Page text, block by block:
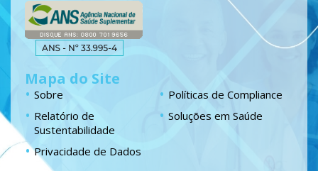
Mapa do Site
Sobre
Políticas de Compliance
Relatório de
Sustentabilidade
Soluções em Saúde
Privacidade de Dados